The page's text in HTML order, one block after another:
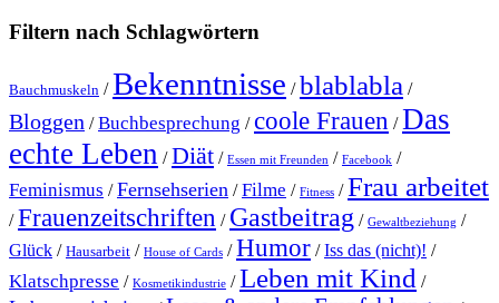
Filtern nach Schlagwörtern
Bauchmuskeln /Bekenntnisse /blablabla /
Bloggen /Buchbesprechung /coole Frauen /Das
echte Leben /Diät / Essen mit Freunden / Facebook /
Feminismus /Fernsehserien /Filme / Fitness /Frau arbeitet
/Frauenzeitschriften / Gastbeitrag / Gewaltbeziehung /
Glück / Hausarbeit / House of Cards /Humor /Iss das (nicht)! /
Klatschpresse / Kosmetikindustrie /Leben mit Kind /